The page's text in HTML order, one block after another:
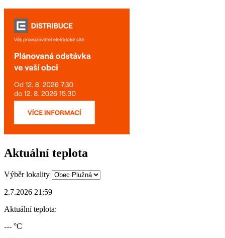
Aktuální teplota
Výběr lokality
2.7.2026 21:59
Aktuální teplota:
--- °C